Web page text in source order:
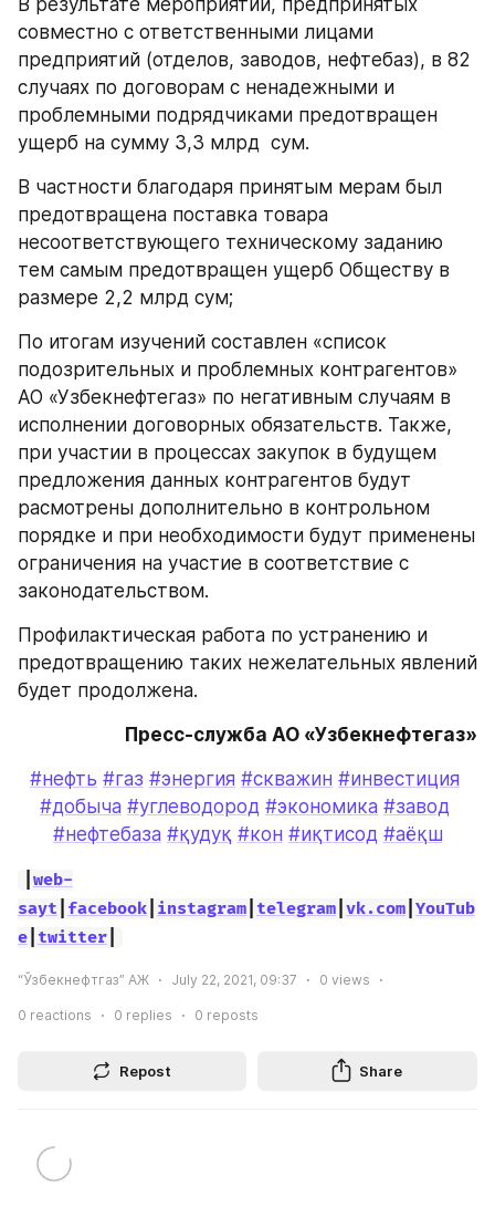
совместно с ответственными лицами
предприятий (отделов, заводов, нефтебаз), в 82
случаях по договорам с ненадежными и
проблемными подрядчиками предотвращен
ущерб на сумму 3,3 млрд  cум.
В частности благодаря принятым мерам был
предотвращена поставка товара
несоответствующего техническому заданию
тем самым предотвращен ущерб Обществу в
размере 2,2 млрд сум;
По итогам изучений составлен «список
подозрительных и проблемных контрагентов»
АО «Узбекнефтегаз» по негативным случаям в
исполнении договорных обязательств. Также,
при участии в процессах закупок в будущем
предложения данных контрагентов будут
расмотрены дополнительно в контрольном
порядке и при необходимости будут применены
ограничения на участие в соответствие с
законодательством.
Профилактическая работа по устранению и
предотвращению таких нежелательных явлений
будет продолжена.
Пресс-служба АО «Узбекнефтегаз»
#нефть #газ #энергия #скважин #инвестиция
#добыча #углеводород #экономика #завод
#нефтебаза #қудуқ #кон #иқтисод #аёқш
web-
sayt facebook instagram telegram vk.com YouTub
e twitter
“Ўзбекнефтгаз” АЖ July 22, 2021, 09:37 0 views
0 reactions 0 replies 0 reposts
Repost Share